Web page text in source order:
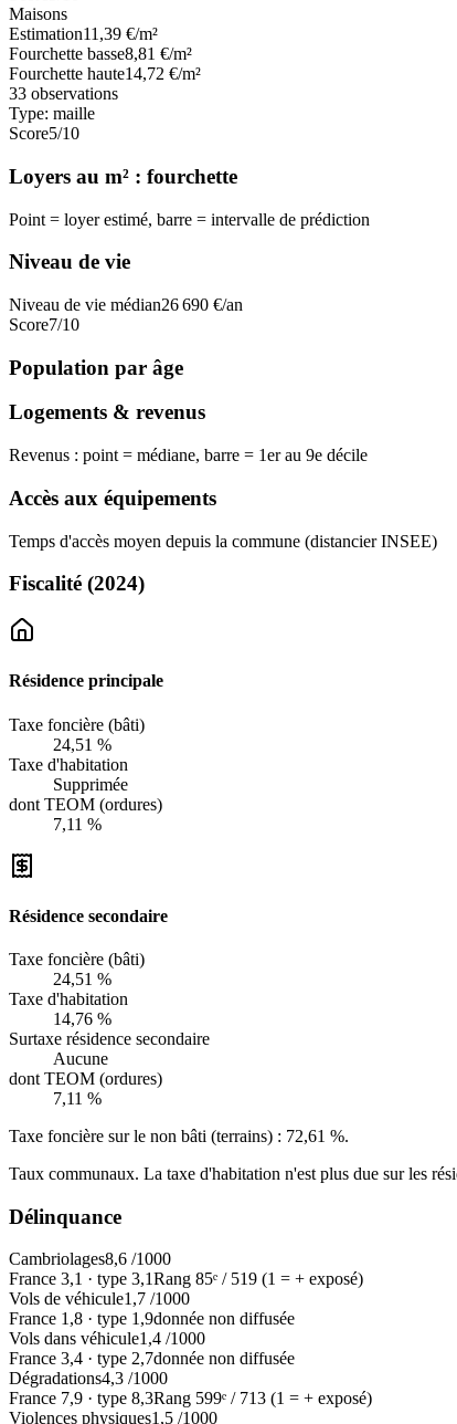
Maisons
Estimation11,39 €/m²
Fourchette basse8,81 €/m²
Fourchette haute14,72 €/m²
33 observations
Type: maille
Score5/10
Loyers au m² : fourchette
Point = loyer estimé, barre = intervalle de prédiction
Niveau de vie
Niveau de vie médian26 690 €/an
Score7/10
Population par âge
Logements & revenus
Revenus : point = médiane, barre = 1er au 9e décile
Accès aux équipements
Temps d'accès moyen depuis la commune (distancier INSEE)
Fiscalité (2024)
Résidence principale
Taxe foncière (bâti)
24,51 %
Taxe d'habitation
Supprimée
dont TEOM (ordures)
7,11 %
Résidence secondaire
Taxe foncière (bâti)
24,51 %
Taxe d'habitation
14,76 %
Surtaxe résidence secondaire
Aucune
dont TEOM (ordures)
7,11 %
Taxe foncière sur le non bâti (terrains) : 72,61 %.
Taux communaux. La taxe d'habitation n'est plus due sur les
Délinquance
Cambriolages8,6 /1000
France 3,1 · type 3,1Rang 85ᵉ / 519 (1 = + exposé)
Vols de véhicule1,7 /1000
France 1,8 · type 1,9donnée non diffusée
Vols dans véhicule1,4 /1000
France 3,4 · type 2,7donnée non diffusée
Dégradations4,3 /1000
France 7,9 · type 8,3Rang 599ᵉ / 713 (1 = + exposé)
Violences physiques1,5 /1000